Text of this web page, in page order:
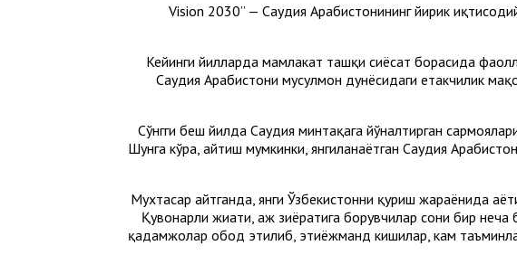
“Vision 2030” — Саудия Арабистонининг йирик
Кейинги йилларда мамлакат ташқи сиёсат борасида
Саудия Арабистони мусулмон дунёсидаги етакчилик
Сўнгги беш йилда Саудия минтақага йўналтирган
Шунга кўра, айтиш мумкинки, янгиланаётган Саудия
Мухтасар айтганда, янги Ўзбекистонни қуриш жараёнида
Қувонарли жиҳати, ҳаж зиёратига борувчилар сони бир
қадамжолар обод этилиб, эҳтиёжманд кишилар, кам